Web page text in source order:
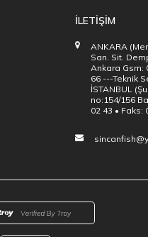
İLETİŞİM
ANKARA
San. Sit.
Ankara Gsm:
66 ---Teknik
İSTANBUL
no:154/156
02 43 • Faks: